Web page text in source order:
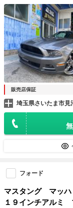
ター２２インチＡ
ブ 純正ＲＥＣＡ
ードレーシングデ
販売店保証
埼玉県さいたま市見
フォード
マスタング マッ
１９インチアル